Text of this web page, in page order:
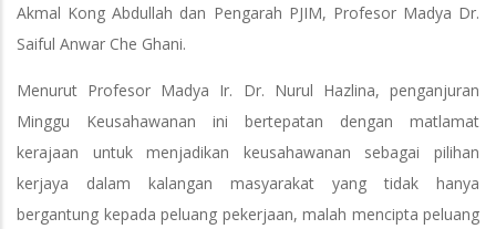
Akmal Kong Abdullah dan Pengarah PJIM, Profesor Madya Dr.
Saiful Anwar Che Ghani.
Menurut Profesor Madya Ir. Dr. Nurul Hazlina, penganjuran
Minggu Keusahawanan ini bertepatan dengan matlamat
kerajaan untuk menjadikan keusahawanan sebagai pilihan
kerjaya dalam kalangan masyarakat yang tidak hanya
bergantung kepada peluang pekerjaan, malah mencipta peluang